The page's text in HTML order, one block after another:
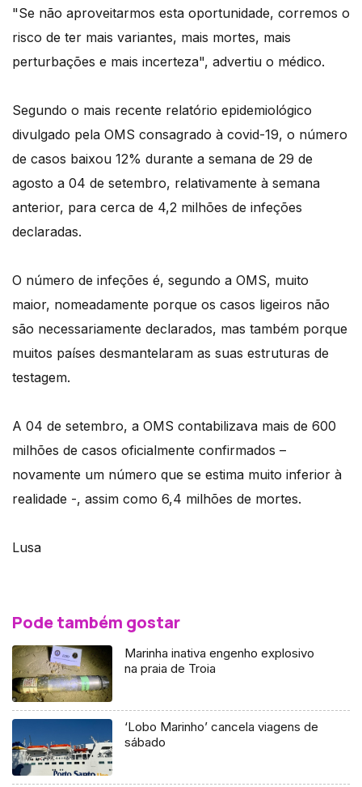
"Se não aproveitarmos esta oportunidade, corremos o
risco de ter mais variantes, mais mortes, mais
perturbações e mais incerteza", advertiu o médico.
Segundo o mais recente relatório epidemiológico
divulgado pela OMS consagrado à covid-19, o número
de casos baixou 12% durante a semana de 29 de
agosto a 04 de setembro, relativamente à semana
anterior, para cerca de 4,2 milhões de infeções
declaradas.
O número de infeções é, segundo a OMS, muito
maior, nomeadamente porque os casos ligeiros não
são necessariamente declarados, mas também porque
muitos países desmantelaram as suas estruturas de
testagem.
A 04 de setembro, a OMS contabilizava mais de 600
milhões de casos oficialmente confirmados –
novamente um número que se estima muito inferior à
realidade -, assim como 6,4 milhões de mortes.
Lusa
Pode também gostar
Marinha inativa engenho explosivo
na praia de Troia
‘Lobo Marinho’ cancela viagens de
sábado